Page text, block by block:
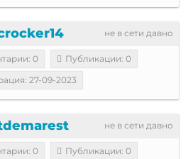
не в сети давно
0
Публикации: 0
27-09-2023
не в сети давно
0
Публикации: 0